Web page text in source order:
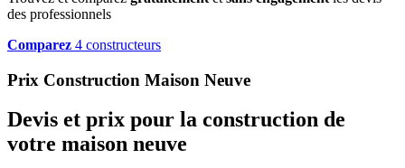
des professionnels
Comparez 4 constructeurs
Prix Construction Maison Neuve
Devis et prix pour la construction de
votre maison neuve